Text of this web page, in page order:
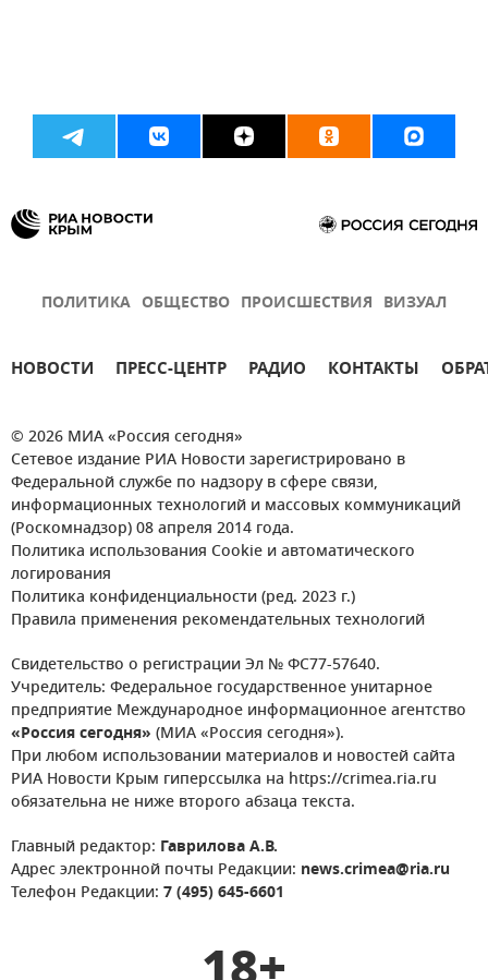
ПОЛИТИКА ОБЩЕСТВО ПРОИСШЕСТВИЯ ВИЗУАЛ
НОВОСТИ ПРЕСС-ЦЕНТР РАДИО КОНТАКТЫ
© 2026 МИА «Россия сегодня»
Сетевое издание РИА Новости зарегистрировано в
Федеральной службе по надзору в сфере связи,
информационных технологий и массовых коммуникаций
(Роскомнадзор) 08 апреля 2014 года.
Политика использования Cookie и автоматического
логирования
Политика конфиденциальности (ред. 2023 г.)
Правила применения рекомендательных технологий
Свидетельство о регистрации Эл № ФС77-57640.
Учредитель: Федеральное государственное унитарное
предприятие Международное информационное агентство
«Россия сегодня» (МИА «Россия сегодня»).
При любом использовании материалов и новостей сайта
РИА Новости Крым гиперссылка на https://crimea.ria.ru
обязательна не ниже второго абзаца текста.
Главный редактор: Гаврилова А.В.
Адрес электронной почты Редакции: news.crimea@ria.ru
Телефон Редакции: 7 (495) 645-6601